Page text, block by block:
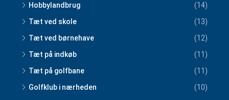
Hobbylandbrug
(14)
Tæt ved skole
(13)
Tæt ved børnehave
(12)
Tæt på indkøb
(11)
Tæt på golfbane
(11)
Golfklub i nærheden
(10)